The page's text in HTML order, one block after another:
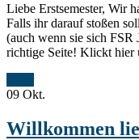
Liebe Erstsemester, Wir
Falls ihr darauf stoßen
(auch wenn sie sich
richtige Seite! Klickt hier
09 Okt.
Willkommen